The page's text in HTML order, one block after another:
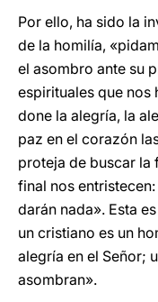
Por ello, ha sido la
de la homilía,
el asombro ante su
espirituales que nos
done la alegría, la
paz en el corazón
proteja de buscar la
final nos
darán nada». Esta
un cristiano es un
alegría en el Señor;
asombran».